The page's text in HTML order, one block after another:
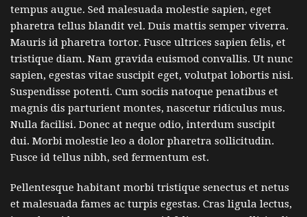
tempus augue. Sed malesuada molestie sapien, eget
pharetra tellus blandit vel. Duis mattis semper viverra.
Mauris id pharetra tortor. Fusce ultrices sapien felis, et
tristique diam. Nam gravida euismod convallis. Ut nunc
sapien, egestas vitae suscipit eget, volutpat lobortis nisi.
Suspendisse potenti. Cum sociis natoque penatibus et
magnis dis parturient montes, nascetur ridiculus mus.
Nulla facilisi. Donec at neque odio, interdum suscipit
dui. Morbi molestie leo a dolor pharetra sollicitudin.
Fusce id tellus nibh, sed fermentum est.
Pellentesque habitant morbi tristique senectus et netus
et malesuada fames ac turpis egestas. Cras ligula lectus,